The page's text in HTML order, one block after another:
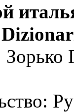
Зорько